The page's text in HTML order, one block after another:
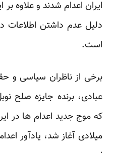
دلیل عدم داشتن اطلاعات
است.
برخی از ناظران سیاسی و
که موج جدید اعدام ها در
میلادی آغاز شد، یادآور